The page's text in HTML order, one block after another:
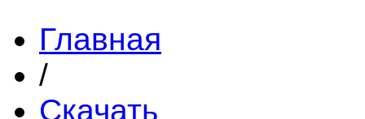
Главная
/
Скачать